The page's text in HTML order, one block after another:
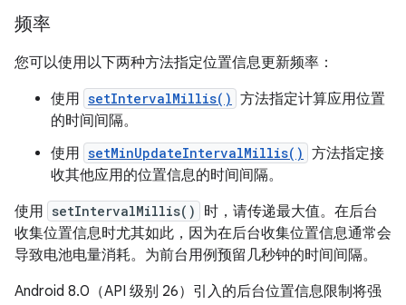
频率
您可以使用以下两种方法指定位置信息更新频率：
使用 setIntervalMillis() 方法指定计算应用位置
的时间间隔。
使用 setMinUpdateIntervalMillis() 方法指定接
收其他应用的位置信息的时间间隔。
使用 setIntervalMillis()
时，请传递最大值。在后台
收集位置信息时尤其如此，因为在后台收集位置信息通常会
导致电池电量消耗。为前台用例预留几秒钟的时间间隔。
Android 8.0（API 级别 26）引入的后台位置信息限制将强